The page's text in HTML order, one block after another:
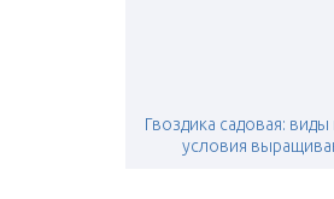
Гвоздика садовая: виды
условия